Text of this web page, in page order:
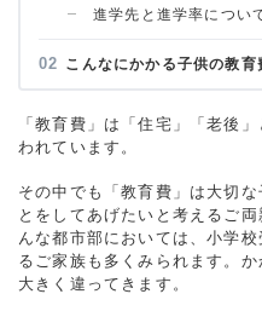
進学先と進学率につい
こんなにかかる子供の教育
「教育費」は「住宅」「老後
われています。
その中でも「教育費」は大切
とをしてあげたいと考えるご
んな都市部においては、小学
るご家族も多くみられます。
大きく違ってきます。